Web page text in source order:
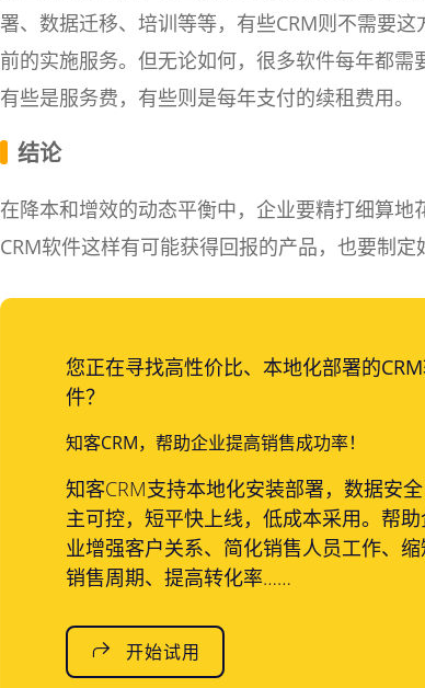
署、数据迁移、培训等等，有些CRM则不需要
前的实施服务。但无论如何，很多软件每年都
有些是服务费，有些则是每年支付的续租费用。
结论
在降本和增效的动态平衡中，企业要精打细算
CRM软件这样有可能获得回报的产品，也要制定
您正在寻找高性价比、本地化部署的
件？
知客CRM，帮助企业提高销售成功率！
知客CRM支持本地化安装部署，数据安
主可控，短平快上线，低成本采用。帮
业增强客户关系、简化销售人员工作、缩
销售周期、提高转化率……
开始试用